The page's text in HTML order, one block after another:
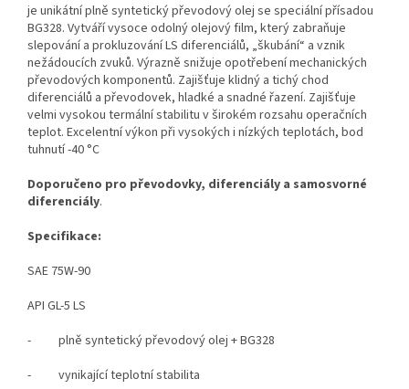
je unikátní plně syntetický převodový olej se speciální přísadou
BG328. Vytváří vysoce odolný olejový film, který zabraňuje
slepování a prokluzování LS diferenciálů, „škubání“ a vznik
nežádoucích zvuků. Výrazně snižuje opotřebení mechanických
převodových komponentů. Zajišťuje klidný a tichý chod
diferenciálů a převodovek, hladké a snadné řazení. Zajišťuje
velmi vysokou termální stabilitu v širokém rozsahu operačních
teplot. Excelentní výkon při vysokých i nízkých teplotách, bod
tuhnutí -40 °C
Doporučeno pro převodovky, diferenciály a samosvorné
diferenciály.
Specifikace:
SAE 75W-90
API GL-5 LS
- plně syntetický převodový olej + BG328
- vynikající teplotní stabilita